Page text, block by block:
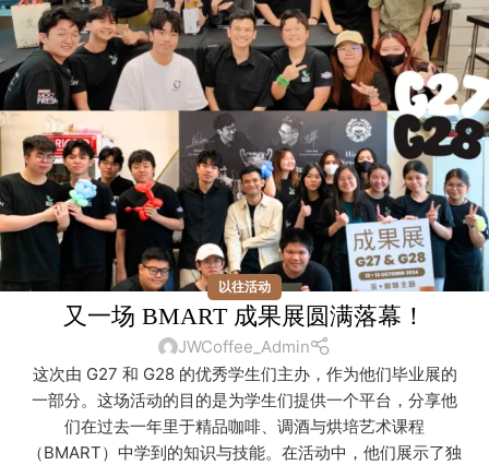
以往活动
又一场 BMART 成果展圆满落幕！
JWCoffee_Admin
这次由 G27 和 G28 的优秀学生们主办，作为他们毕业展的
一部分。这场活动的目的是为学生们提供一个平台，分享他
们在过去一年里于精品咖啡、调酒与烘培艺术课程
（BMART）中学到的知识与技能。在活动中，他们展示了独